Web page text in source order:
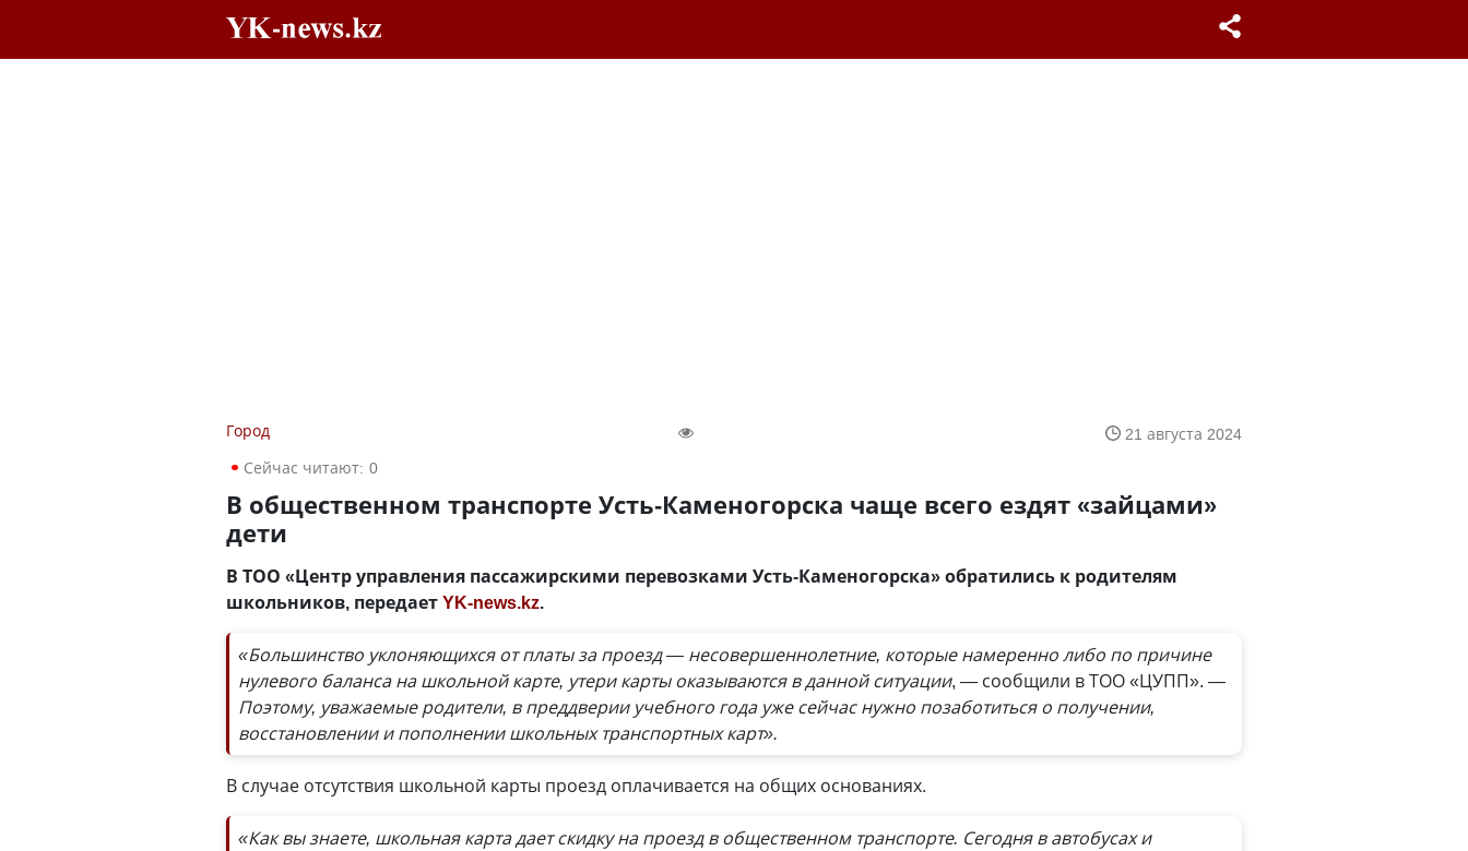
Город
21 августа 2024
Сейчас читают: 0
В общественном транспорте Усть-Каменогорска чаще всего ездят «зайцами»
дети
В ТОО «Центр управления пассажирскими перевозками Усть-Каменогорска» обратились к родителям
школьников, передаетYK-news.kz.
«Большинство уклоняющихся от платы за проезд — несовершеннолетние, которые намеренно либо по причине
нулевого баланса на школьной карте, утери карты оказываются в данной ситуации, — сообщили в ТОО «ЦУПП». —
Поэтому, уважаемые родители, в преддверии учебного года уже сейчас нужно позаботиться о получении,
восстановлении и пополнении школьных транспортных карт».
В случае отсутствия школьной карты проезд оплачивается на общих основаниях.
«Как вы знаете, школьная карта дает скидку на проезд в общественном транспорте. Сегодня в автобусах и